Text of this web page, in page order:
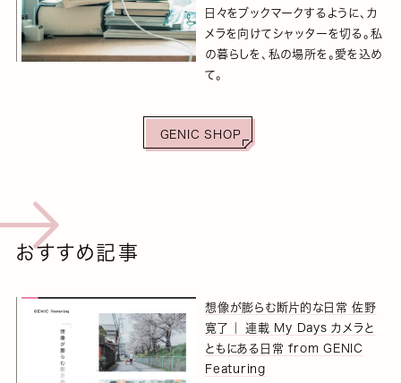
日々をブックマークするように、カ
メラを向けてシャッターを切る。私
の暮らしを、私の場所を。愛を込め
て。
GENIC SHOP
おすすめ記事
想像が膨らむ断片的な日常 佐野
寛了 ｜ 連載 My Days カメラと
ともにある日常 from GENIC
Featuring